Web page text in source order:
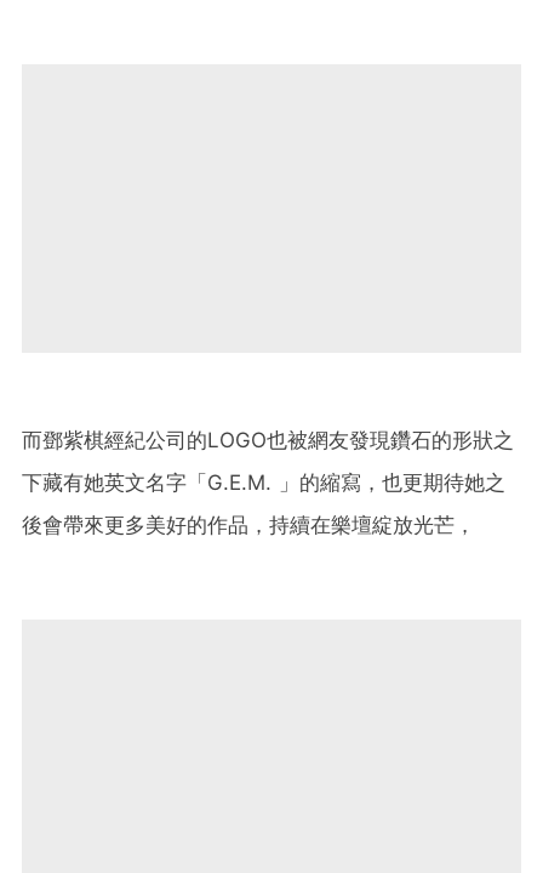
而鄧紫棋經紀公司的LOGO也被網友發現鑽石的形狀之
下藏有她英文名字「G.E.M. 」的縮寫，也更期待她之
後會帶來更多美好的作品，持續在樂壇綻放光芒，